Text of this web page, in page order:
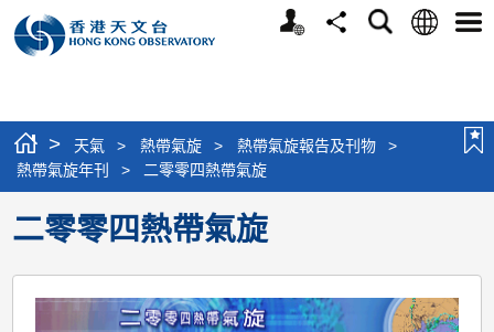
個
分
搜
語
選
> 天氣 > 熱帶氣旋 > 熱帶氣旋報告及刊物
>
熱帶氣旋年刊
> 二零零四熱帶氣旋
二零零四熱帶氣旋